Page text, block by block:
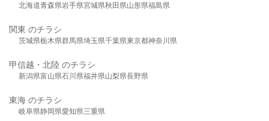
北海道青森県岩手県宮城県秋田県山形県福島県
関東 のチラシ
茨城県栃木県群馬県埼玉県千葉県東京都神奈川県
甲信越・北陸 のチラシ
新潟県富山県石川県福井県山梨県長野県
東海 のチラシ
岐阜県静岡県愛知県三重県